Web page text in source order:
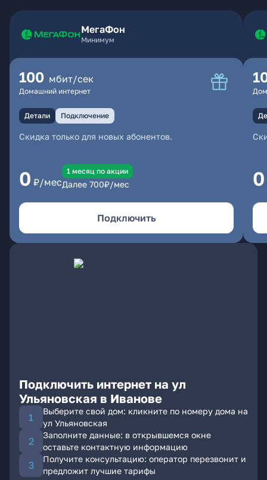
МегаФон
Минимум
100 мбит/сек
Домашний интернет
Детали Подключение
Скидка только для новых абонентов.
0 ₽/мес
1 месяц по акции
Далее 700₽/мес
Подключить
0
Подключить интернет на ул
Ульяновская в Иванове
Выберите свой дом: кликните по номеру дома на
ул Ульяновская
Заполните данные: в открывшемся окне
оставьте контактную информацию
Получите консультацию: оператор перезвонит и
предложит лучшие тарифы